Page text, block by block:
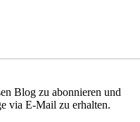
Blog zu abonnieren und
via E-Mail zu erhalten.